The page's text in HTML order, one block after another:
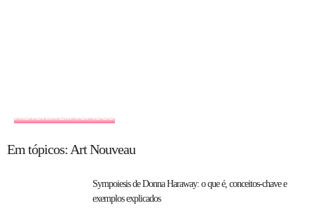
HISTÓRIA EM TÓPICOS
Em tópicos: Art Nouveau
Sympoiesis de Donna Haraway: o que é, conceitos-chave e
exemplos explicados